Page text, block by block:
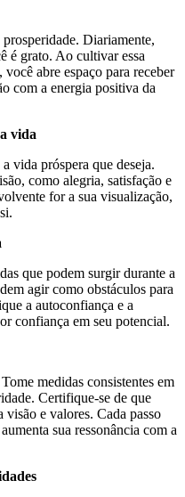
Diariamente,
é grato. Ao cultivar essa
abre espaço para receber
com a energia positiva da
vida
vida próspera que deseja.
como alegria, satisfação e
for a sua visualização,
que podem surgir durante a
agir como obstáculos para
a autoconfiança e a
confiança em seu potencial.
medidas consistentes em
Certifique-se de que
visão e valores. Cada passo
sua ressonância com a